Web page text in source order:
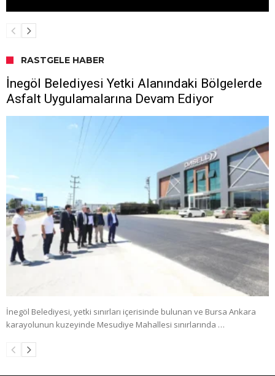
RASTGELE HABER
İnegöl Belediyesi Yetki Alanındaki Bölgelerde
Asfalt Uygulamalarına Devam Ediyor
İnegöl Belediyesi, yetki sınırları içerisinde bulunan ve Bursa Ankara
karayolunun kuzeyinde Mesudiye Mahallesi sınırlarında …